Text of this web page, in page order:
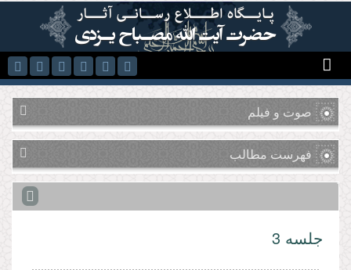
رفتن به محتوای اصلی
صوت و فیلم
فهرست مطالب
جلسه 3